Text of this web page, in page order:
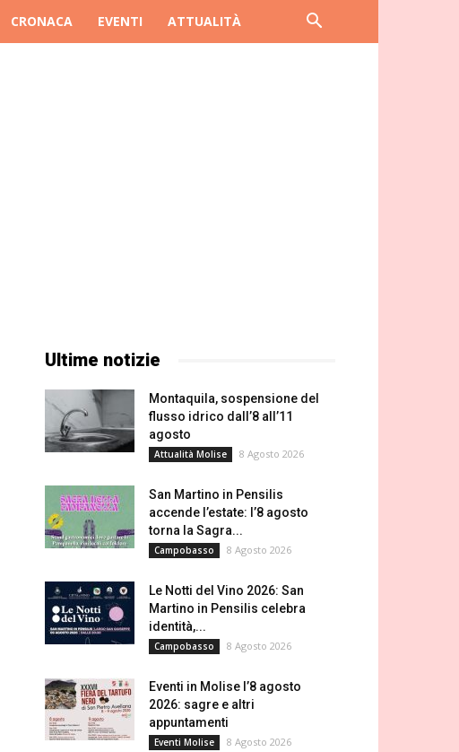
CRONACA EVENTI ATTUALITÀ
Ultime notizie
Montaquila, sospensione del
flusso idrico dall’8 all’11
agosto
Attualità Molise 8 Agosto 2026
San Martino in Pensilis
accende l’estate: l’8 agosto
torna la Sagra...
Campobasso 8 Agosto 2026
Le Notti del Vino 2026: San
Martino in Pensilis celebra
identità,...
Campobasso 8 Agosto 2026
Eventi in Molise l’8 agosto
2026: sagre e altri
appuntamenti
Eventi Molise 8 Agosto 2026